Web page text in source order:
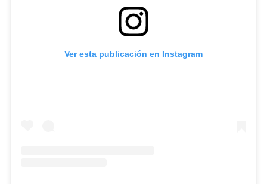
Ver esta publicación en Instagram